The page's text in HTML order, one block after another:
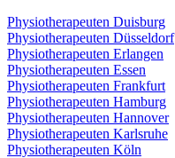
Physiotherapeuten Duisburg
Physiotherapeuten Düsseldorf
Physiotherapeuten Erlangen
Physiotherapeuten Essen
Physiotherapeuten Frankfurt
Physiotherapeuten Hamburg
Physiotherapeuten Hannover
Physiotherapeuten Karlsruhe
Physiotherapeuten Köln